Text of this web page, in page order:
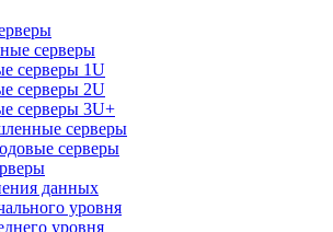
серверы
серверы 1U
серверы 2U
серверы 3U+
серверы
серверы
данных
уровня
уровня